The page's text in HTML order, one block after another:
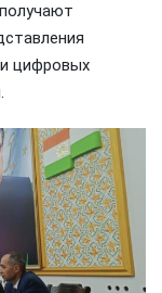
цифровых